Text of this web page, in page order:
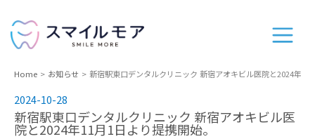
Home お知らせ 新宿駅東口デンタルクリニック 新宿アオキビル医院と2024年11
2024-10-28
新宿駅東口デンタルクリニック 新宿アオキビル医
院と2024年11月1日より提携開始。